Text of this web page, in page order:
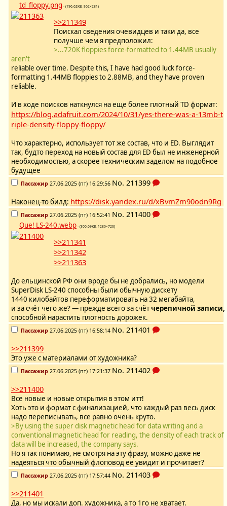
td_floppy.png - (196.62KB, 562×281)
>>211349
Поискал сведения очевидцев и таки да, все
получше чем я предположил:
>...720K floppies force-formatted to 1.44MB usually
aren't
reliable over time. Despite this, I have had good luck force-
formatting 1.44MB floppies to 2.88MB, and they have proven
reliable.
И в ходе поисков наткнулся на еще более плотный TD формат:
https://blog.adafruit.com/2024/10/31/yes-there-was-a-13mb-t
riple-density-floppy-floppy/
Что характерно, использует тот же состав, что и ED. Выглядит
так, будто переход на новый состав для ED был не инженерной
необходимостью, а скорее техническим заделом на подобное
будущее
Пассажир 27.06.2025 (пт) 16:29:56 No. 211399
Наконец-то билд: https://disk.yandex.ru/d/xBvmZm90odn9Rg
Пассажир 27.06.2025 (пт) 16:52:41 No. 211400
Que! LS-240.webp - (300.69KB, 1280×720)
>>211341
>>211342
>>211363
До ельцинской РФ они вроде бы не добрались, но модели
SuperDisk LS-240 способны были обычную дискету
1440 килобайтов переформатировать на 32 мегабайта,
и за счёт чего же? — прежде всего за счётчерепичной записи,
способной нарастить плотность дорожек.
Пассажир 27.06.2025 (пт) 16:58:14 No. 211401
>>211399
Это уже с материалами от художника?
Пассажир 27.06.2025 (пт) 17:21:37 No. 211402
>>211400
Все новые и новые открытия в этом итт!
Хоть это и формат с финализацией, что каждый раз весь диск
надо переписывать, все равно очень круто.
>By using the super disk magnetic head for data writing and a
conventional magnetic head for reading, the density of each track of
data will be increased, the company says.
Но я так понимаю, не смотря на эту фразу, можно даже не
надеяться что обычный флоповод ее увидит и прочитает?
Пассажир 27.06.2025 (пт) 17:57:44 No. 211403
>>211401
Да, но мы искали доп. художника, а то 1го не хватает.